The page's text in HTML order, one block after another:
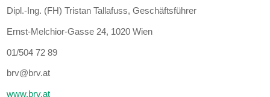
Dipl.-Ing. (FH) Tristan Tallafuss, Geschäftsführer
Ernst-Melchior-Gasse 24, 1020 Wien
01/504 72 89
brv@brv.at
www.brv.at